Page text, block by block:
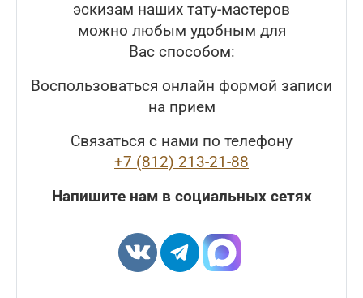
эскизам наших тату-мастеров
можно любым удобным для
Вас способом:
Воспользоваться онлайн формой записи
на прием
Связаться с нами по телефону
+7 (812) 213-21-88
Напишите нам в социальных сетях